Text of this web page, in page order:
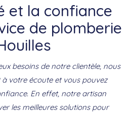
et la confiance
de plomberie
besoins de notre clientèle, nous
votre écoute et vous pouvez
En effet, notre artisan
les meilleures solutions pour